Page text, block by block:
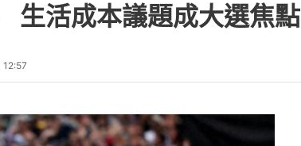
活成本議題成大選焦點